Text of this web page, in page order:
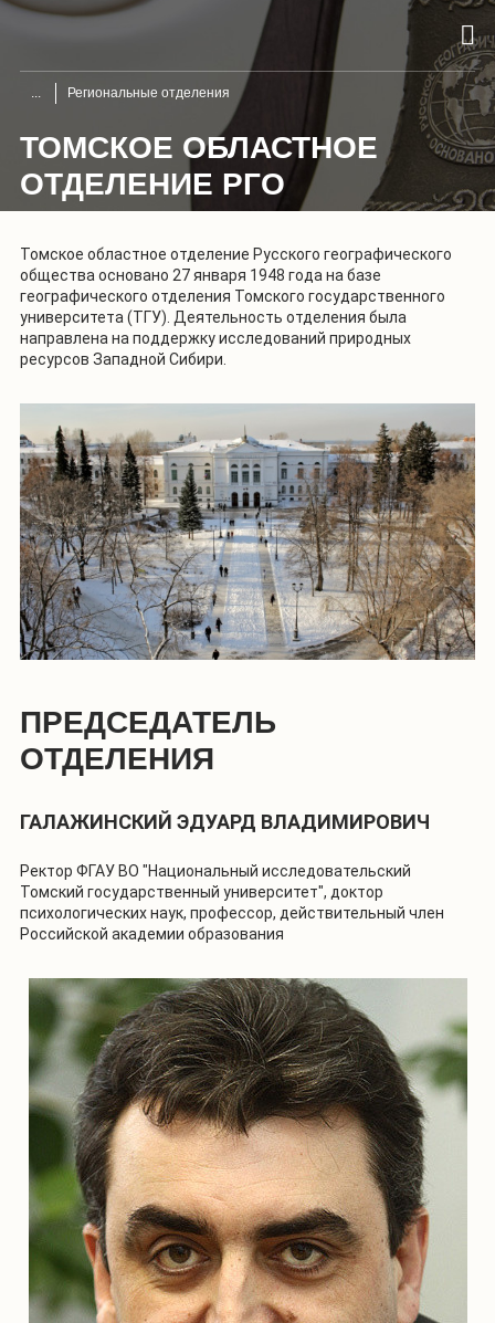
Региональные отделения
ТОМСКОЕ ОБЛАСТНОЕ
ОТДЕЛЕНИЕ РГО
Томское областное отделение Русского географического
общества основано 27 января 1948 года на базе
географического отделения Томского государственного
университета (ТГУ). Деятельность отделения была
направлена на поддержку исследований природных
ресурсов Западной Сибири.
ПРЕДСЕДАТЕЛЬ
ОТДЕЛЕНИЯ
ГАЛАЖИНСКИЙ ЭДУАРД ВЛАДИМИРОВИЧ
Ректор ФГАУ ВО "Национальный исследовательский
Томский государственный университет", доктор
психологических наук, профессор, действительный член
Российской академии образования